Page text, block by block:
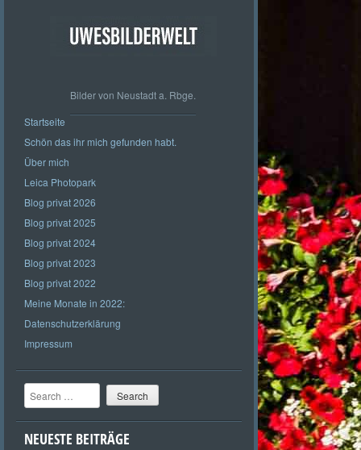
Bilder von Neustadt a. Rbge.
Startseite
Schön das ihr mich gefunden habt.
Über mich
Leica Photopark
Blog privat 2026
Blog privat 2025
Blog privat 2024
Blog privat 2023
Blog privat 2022
Meine Monate in 2022:
Datenschutzerklärung
Impressum
Search
NEUESTE BEITRÄGE